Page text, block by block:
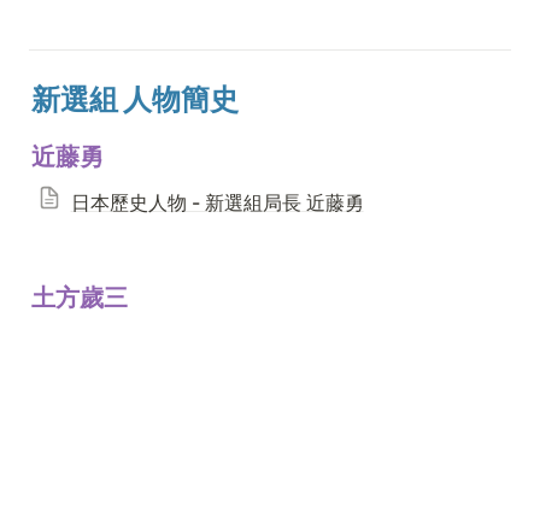
新選組 人物簡史
近藤勇
日本歷史人物 - 新選組局長 近藤勇
土方歲三